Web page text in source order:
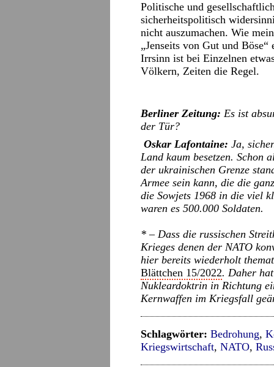
Politische und
sicherheitspolitisch
nicht auszumachen. Wie
„Jenseits von Gut und
Irrsinn ist bei Einzelnen
Völkern, Zeiten die Regel.
Berliner Zeitung: Es ist
der Tür?
Oskar Lafontaine: Ja,
Land kaum besetzen. Schon
der ukrainischen Grenze
Armee sein kann, die die
die Sowjets 1968 in die viel
waren es 500.000 Soldaten.
* – Dass die russischen
Krieges denen der NATO
hier bereits wiederholt
Blättchen 15/2022. Daher
Nukleardoktrin in Richtung
Kernwaffen im Kriegsfall
Schlagwörter: Bedrohung,
Kriegswirtschaft, NATO,